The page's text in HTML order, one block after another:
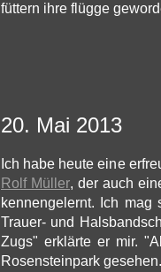
füttern ihre flügge
20. Mai 2013
Ich habe heute eine
Rolf Müller, der auch
kennengelernt. Ich mag
Trauer- und
Zugs" erklärte er mir.
Rosensteinpark